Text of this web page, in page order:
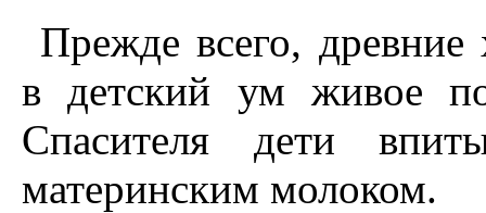
Прежде всего, древние
в детский ум живое
Спасителя дети
материнским молоком.